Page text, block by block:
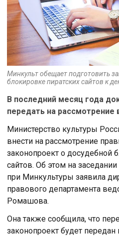
Минкульт обещает подготовить
блокировке пиратских сайтов к
В последний месяц года
передать на рассмотрение
Министерство культуры
внести на рассмотрение
законопроект о досудебной
сайтов. Об этом на
при Минкультуры заявила
правового департамента
Ромашова.
Она также сообщила, что
законопроект будет передан